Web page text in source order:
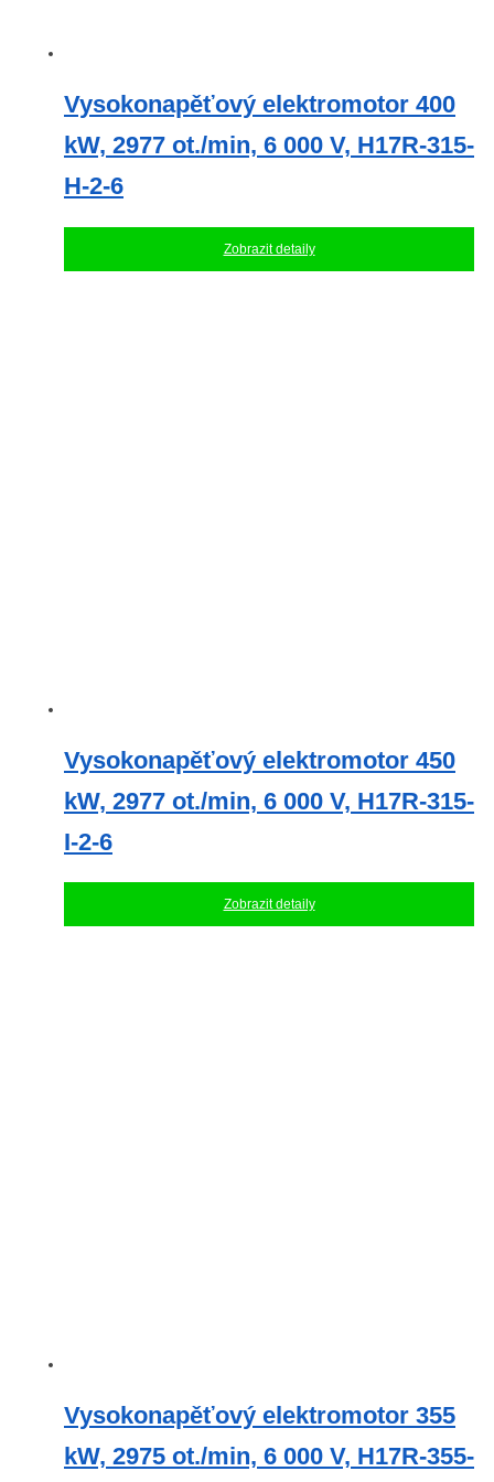
Vysokonapěťový elektromotor 400
kW, 2977 ot./min, 6 000 V, H17R-315-
H-2-6
Zobrazit detaily
Vysokonapěťový elektromotor 450
kW, 2977 ot./min, 6 000 V, H17R-315-
I-2-6
Zobrazit detaily
Vysokonapěťový elektromotor 355
kW, 2975 ot./min, 6 000 V, H17R-355-